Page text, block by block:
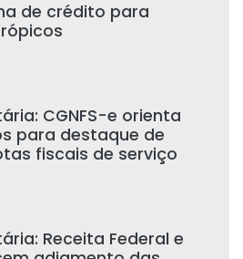
de crédito para
CGNFS-e orienta
para destaque de
fiscais de serviço
Receita Federal e